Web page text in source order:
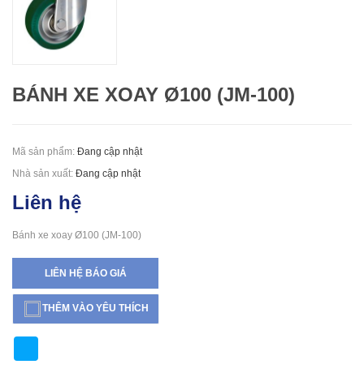
BÁNH XE XOAY Ø100 (JM-100)
Mã sản phẩm: Đang cập nhật
Nhà sản xuất: Đang cập nhật
Liên hệ
Bánh xe xoay Ø100 (JM-100)
LIÊN HỆ BÁO GIÁ
THÊM VÀO YÊU THÍCH